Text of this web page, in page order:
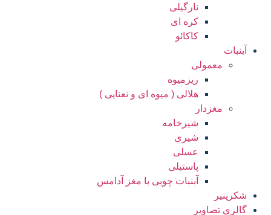
نارگیلی
کره ای
کاکائو
آبنبات
معمولی
ریزمیوه
هلالی ( میوه ای و نعنایی )
مغزدار
شیرخامه
شیری
عسلی
پاستیلی
آبنبات چوبی با مغز آدامس
شکرپنیر
گالری تصاویر